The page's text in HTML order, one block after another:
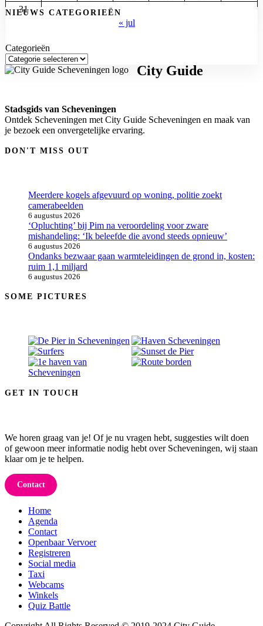
31
« jul
NIEUWS CATEGORIEËN
Categorieën
City Guide
Stadsgids van Scheveningen
Ontdek Scheveningen met City Guide Scheveningen en maak van
je bezoek een onvergetelijke ervaring.
DON'T MISS OUT
Meerdere kogels afgevuurd op woning, politie zoekt
camerabeelden
6 augustus 2026
‘Opluchting’ bij Pim na veroordeling voor zware
mishandeling: ‘Ik beleefde die avond steeds opnieuw’
6 augustus 2026
Ondanks bezwaar gaan warmteleidingen de grond in, kosten:
ruim 1,1 miljard
6 augustus 2026
SOME PICTURES
GET IN TOUCH
We horen graag van je! Of je nu vragen hebt, suggesties wilt doen
of gewoon meer informatie nodig hebt over Scheveningen, wij staan
klaar om je te helpen.
Contact
Home
Agenda
Contact
Openbaar Vervoer
Registreren
Social media
Taxi
Webcams
Winkels
Quiz Battle